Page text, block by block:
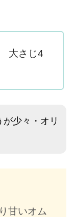
大さじ4
少々・オリ
甘いオム